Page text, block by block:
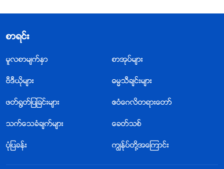
စာရင္း
မူလစာမ်က္ႏွာ စာအုပ္မ်ား
ဗီဒီယိုမ်ား ဓမၼသီခ်င္းမ်ား
ဖတ္႐ြတ္ျပျခင္းမ်ား ဧဝံေဂလိတရားေတာ္
သက္ေသခံခ်က္မ်ား ေခတ္သစ္
ပုံျပခန္း ကြၽန္ုပ္တို႔အေၾကာင္း